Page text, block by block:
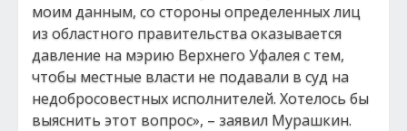
моим данным, со стороны определенных лиц
из областного правительства оказывается
давление на мэрию Верхнего Уфалея с тем,
чтобы местные власти не подавали в суд на
недобросовестных исполнителей. Хотелось бы
выяснить этот вопрос», – заявил Мурашкин.